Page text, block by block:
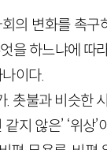
의 변화를 촉
을 하느냐에
이다.
촛불과 비슷한
지 않은’ ‘위상